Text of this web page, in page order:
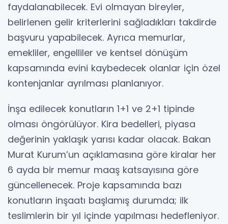
faydalanabilecek. Evi olmayan bireyler,
belirlenen gelir kriterlerini sağladıkları takdirde
başvuru yapabilecek. Ayrıca memurlar,
emekliler, engelliler ve kentsel dönüşüm
kapsamında evini kaybedecek olanlar için özel
kontenjanlar ayrılması planlanıyor.
İnşa edilecek konutların 1+1 ve 2+1 tipinde
olması öngörülüyor. Kira bedelleri, piyasa
değerinin yaklaşık yarısı kadar olacak. Bakan
Murat Kurum’un açıklamasına göre kiralar her
6 ayda bir memur maaş katsayısına göre
güncellenecek. Proje kapsamında bazı
konutların inşaatı başlamış durumda; ilk
teslimlerin bir yıl içinde yapılması hedefleniyor.